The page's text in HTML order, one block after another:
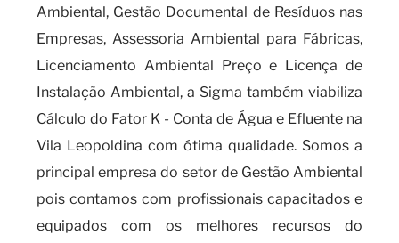
Ambiental, Gestão Documental de Resíduos nas
Empresas, Assessoria Ambiental para Fábricas,
Licenciamento Ambiental Preço e Licença de
Instalação Ambiental, a Sigma também viabiliza
Cálculo do Fator K - Conta de Água e Efluente na
Vila Leopoldina com ótima qualidade. Somos a
principal empresa do setor de Gestão Ambiental
pois contamos com profissionais capacitados e
equipados com os melhores recursos do